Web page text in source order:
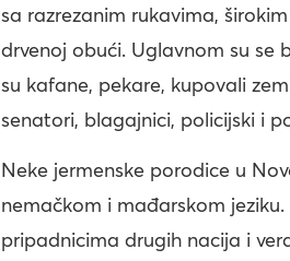
sa razrezanim rukavima,
drvenoj obući. Uglavnom su
su kafane, pekare, kupovali
senatori, blagajnici, policijski i
Neke jermenske porodice u
nemačkom i mađarskom
pripadnicima drugih nacija i